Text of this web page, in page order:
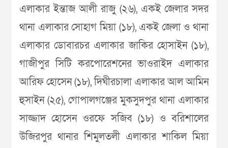
এলাকার ইন্তাজ আলী রাজু (২৬), একই জেলার সদর
থানা এলাকার সোহাগ মিয়া (১৮), একই জেলা ও থানা
এলাকার ডোবারচর এলাকার জাকির হোসাইন (১৮),
গাজীপুর সিটি করপোরেশনের ভাওরাইদ এলাকার
আরিফ হোসেন (১৮), দিঘীরচালা এলাকার আল আমিন
হুসাইন (২৫), গোপালগঞ্জের মুকসুদপুর থানা এলাকার
সাজ্জাদ হোসেন ওরফে সজিব (১৮) ও বরিশালের
উজিরপুর থানার শিমুলতলী এলাকার শাকিল মিয়া